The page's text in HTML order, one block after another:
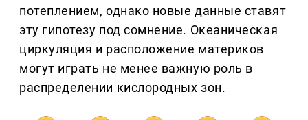
потеплением, однако новые данные ставят
эту гипотезу под сомнение. Океаническая
циркуляция и расположение материков
могут играть не менее важную роль в
распределении кислородных зон.